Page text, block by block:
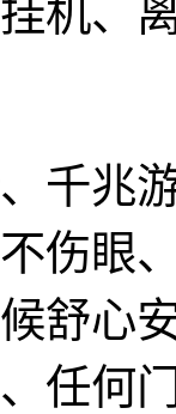
机、
千兆
伤眼
舒心
任何